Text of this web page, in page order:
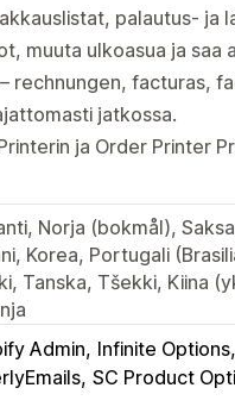
palautus- ja
muuta ulkoasua ja saa
rechnungen, facturas,
jatkossa.
ja Order Printer
Norja (bokmål),
Korea, Portugali
Tanska, Tšekki, Kiina
Admin Infinite Options
SC Product